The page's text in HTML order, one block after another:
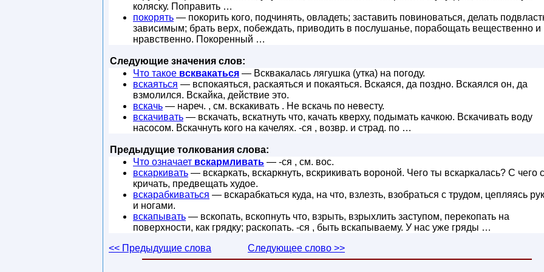
коляску. Поправить …
покорять — покорить кого, подчинять, овладеть; заставить повиноваться, делать
зависимым; брать верх, побеждать, приводить в послушанье, порабощать вещественно и
нравственно. Покоренный …
Следующие значения слов:
Что такое всквакаться — Всквакалась лягушка (утка) на погоду.
вскаяться — вспокаяться, раскаяться и покаяться. Вскаяся, да поздно. Вскаялся он, да
взмолился. Вскайка, действие это.
вскачь — нареч. , см. вскакивать . Не вскачь по невесту.
вскачивать — вскачать, вскатнуть что, качать кверху, подымать качкою. Вскачивать воду
насосом. Вскачнуть кого на качелях. -ся , возвр. и страд. по …
Предыдущие толкования слова:
Что означает вскармливать — -ся , см. вос.
вскаркивать — вскаркать, вскаркнуть, вскрикивать вороной. Чего ты вскаркалась? С чего
кричать, предвещать худое.
вскарабкиваться — вскарабкаться куда, на что, взлезть, взобраться с трудом, цепляясь
и ногами.
вскапывать — вскопать, вскопнуть что, взрыть, взрыхлить заступом, перекопать на
поверхности, как грядку; раскопать. -ся , быть вскапываему. У нас уже гряды …
<< Предыдущие слова
Следующее слово >>